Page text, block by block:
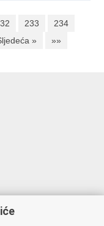
233
234
» »»